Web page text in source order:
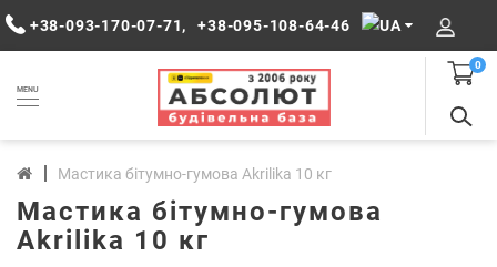
+38-093-170-07-71, +38-095-108-64-46
MENU
0
Мастика бітумно-гумова Akrilika 10 кг
Мастика бітумно-гумова
Akrilika 10 кг